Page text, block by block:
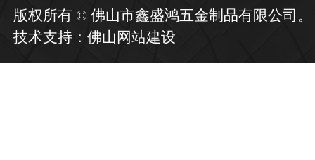
版权所有 © 佛山市鑫盛鸿五金制品有限公司。
技术支持： 佛山网站建设